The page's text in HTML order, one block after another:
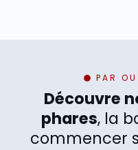
PAR
Découvre
phares, la
commencer